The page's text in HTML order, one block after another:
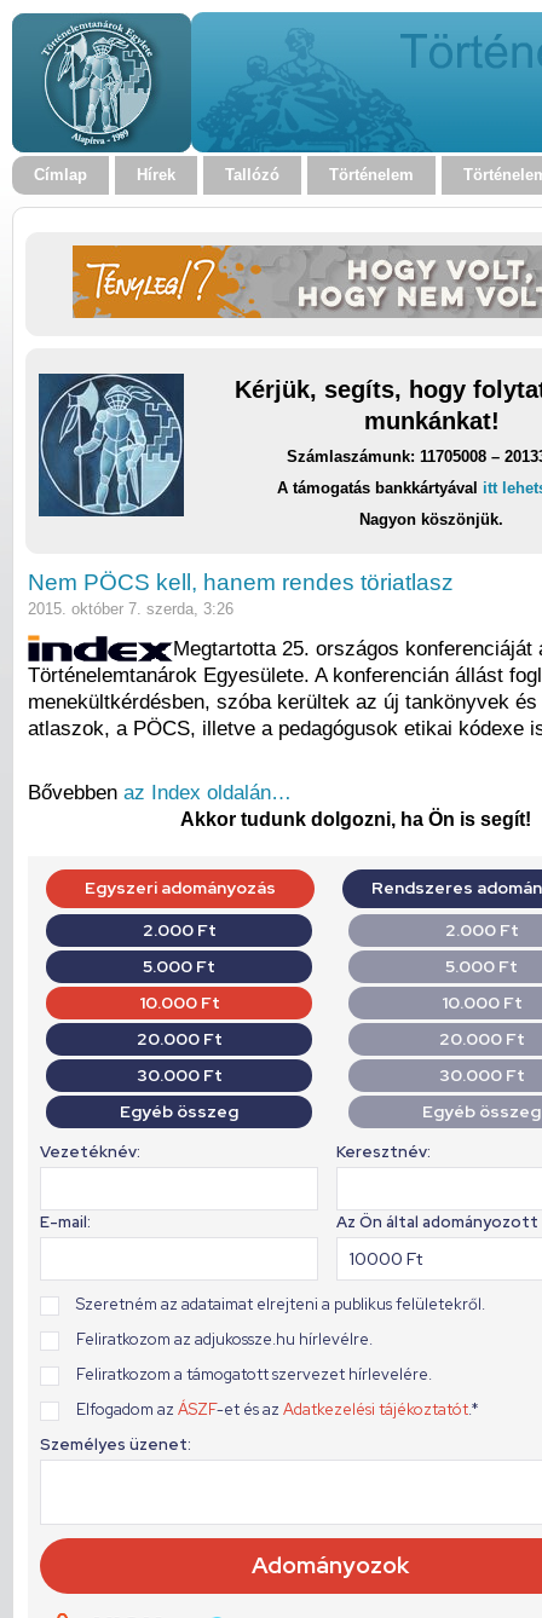
Címlap Hírek Tallózó Történelem
Kérjük, segíts, hogy
munkánkat!
Számlaszámunk: 11705008 –
A támogatás bankkártyával itt
Nagyon köszönjük.
Nem PÖCS kell, hanem rendes töriatlasz
2015. október 7. szerda, 3:26
Megtartotta 25. országos konferenciáját
Történelemtanárok Egyesülete. A konferencián állást
menekültkérdésben, szóba kerültek az új tankönyvek
atlaszok, a PÖCS, illetve a pedagógusok etikai kódexe
Bővebben az Index oldalán…
Akkor tudunk dolgozni, ha Ön is segít!